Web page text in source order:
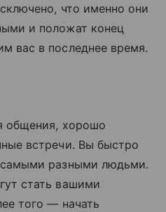
что именно они
и положат конец
вас в последнее время.
общения, хорошо
встречи. Вы быстро
разными людьми.
стать вашими
того — начать